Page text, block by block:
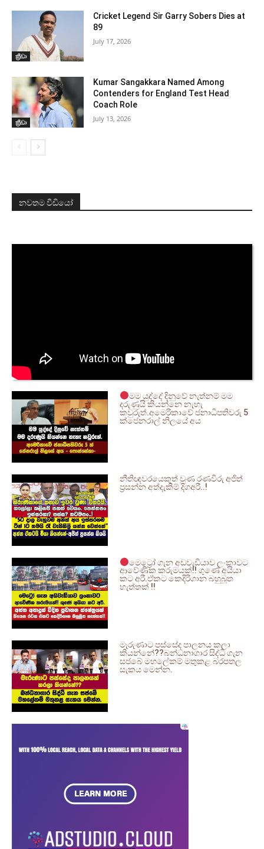
ක්‍රීඩා
Cricket Legend Sir Garry Sobers Dies at
89
July 17, 2026
ක්‍රීඩා
Kumar Sangakkara Named Among
Contenders for England Test Head
Coach Role
July 13, 2026
නවතම වීඩියෝ
මම යුද්දේ දිනුවේ නැත්නම් මම
දරුණුයි කියන්නෙ නැහැ
කවුරුත්.අමෙරිකාවේ ජනාධිපතිවරු 5
ක්ජෙනරාල් නිලයේ අය
නීතිඥවරයෙකුත් වුණ රණවිරු අජිත්
ප්‍රසන්න අත්දැකීම් දිගඅරී..!
මෙට්‍රෝ ගැන අඩවැඩියාව ලංකාවට
ආවේණික කරුමයක්!! ගුණේ අයියා
කට අරී.ඒකට කෙදිරිගාන බහුබූත
හැත්තක් !!
මැරුණාට පස්සේද පාලනය කලා
කියන්නේ??බන්ධනාගාර සිද්ධි ගැන
සජබේ මහලේකම් මතුකළ බරපතල
සැකය මෙන්න.